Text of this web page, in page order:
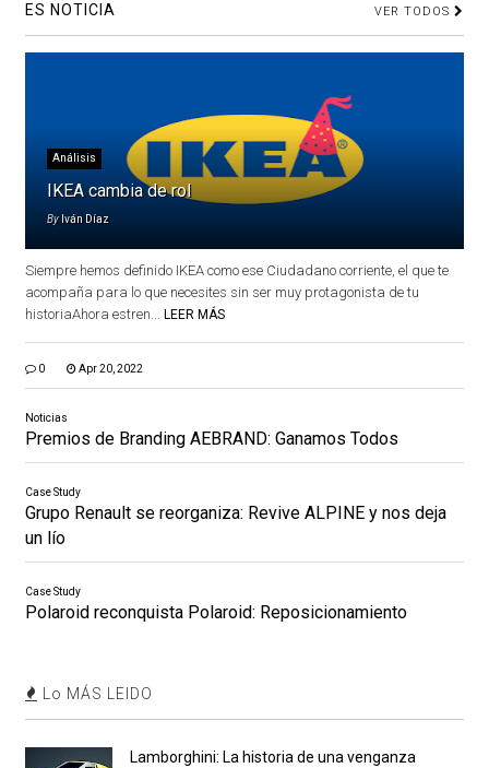
ES NOTICIA VER TODOS
Análisis
IKEA cambia de rol
By Iván Díaz
Siempre hemos definido IKEA como ese Ciudadano corriente, el que te
acompaña para lo que necesites sin ser muy protagonista de tu
historiaAhora estren... LEER MÁS
0 Apr 20, 2022
Noticias
Premios de Branding AEBRAND: Ganamos Todos
Case Study
Grupo Renault se reorganiza: Revive ALPINE y nos deja
un lío
Case Study
Polaroid reconquista Polaroid: Reposicionamiento
Lo MÁS LEIDO
Lamborghini: La historia de una venganza